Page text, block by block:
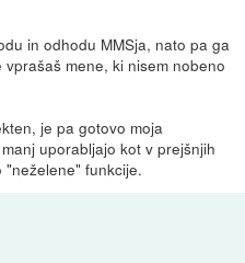
in odhodu MMSja, nato pa ga
mene, ki nisem nobeno
je pa gotovo moja
uporabljajo kot v prejšnjih
funkcije.